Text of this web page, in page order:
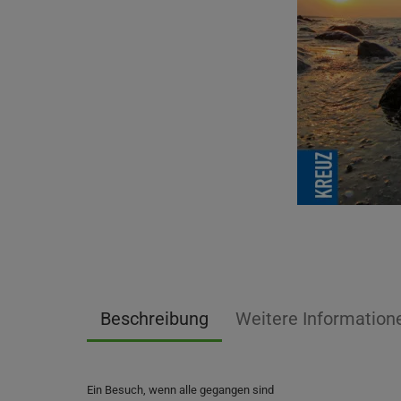
Beschreibung Weitere
Ein Besuch, wenn alle gegangen sind